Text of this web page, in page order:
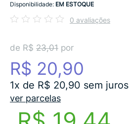
Disponibilidade: EM ESTOQUE
0 avaliações
de R$ 23,01 por
R$ 20,90
1x de R$ 20,90 sem juros
ver parcelas